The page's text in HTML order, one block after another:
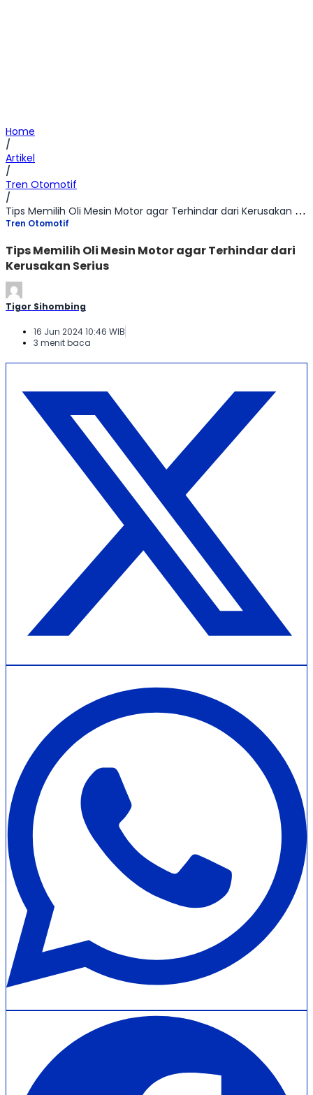
Home
/
Artikel
/
Tren Otomotif
/
Tips Memilih Oli Mesin Motor agar Terhindar dari Kerusakan Serius
Tren Otomotif
Tips Memilih Oli Mesin Motor agar Terhindar dari
Kerusakan Serius
Tigor Sihombing
16 Jun 2024 10:46 WIB
3 menit baca